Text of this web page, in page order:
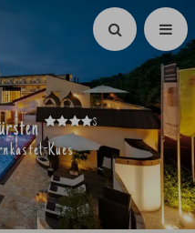
Suchen
****
S
Kues